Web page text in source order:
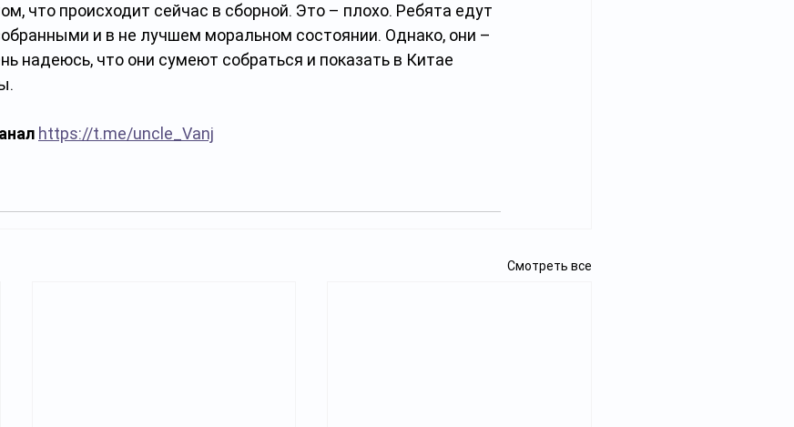
что происходит сейчас в сборной. Это – плохо. Ребята едут
и в не лучшем моральном состоянии. Однако, они –
надеюсь, что они сумеют собраться и показать в Китае
https://t.me/uncle_Vanj
Смотреть все